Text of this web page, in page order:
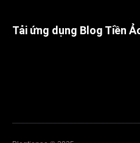
Tải ứng dụng Blog Tiền